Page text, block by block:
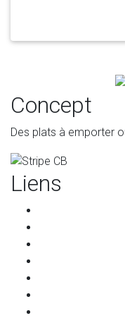
Concept
Des plats à emporter
Liens